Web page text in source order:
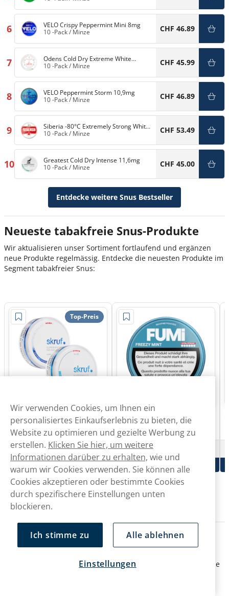
6
VELO Crispy Peppermint Mini 8mg
10 -Pack/ Minze CHF 46.89
7
Odens Cold Dry Extreme White
Portion
10 -Pack/ Minze CHF 45.99
8
VELO Peppermint Storm 10,9mg
10 -Pack/ Minze CHF 46.89
9
Siberia -80°C Extremely Strong White
Dry Portion
10 -Pack/ Minze CHF 53.49
10
Greatest Cold Dry Intense 11,6mg
10 -Pack/ Minze CHF 45.00
Entdecke weitere Snus Bestseller
Neueste tabakfreie Snus-Produkte
Wir aktualisieren unser Sortiment fortlaufend und ergänzen
neue Produkte regelmässig. Entdecke die neuesten Produkte im
Segment tabakfreier Snus:
Top-Preis
Skruf Super White
Skruf Superwhite 2-Pack Combo
Mixpack
CHF 8.49
In den Warenkorb
Fumi
FUMi Freezy Mint Ultra Strong
15mg
10 -Pack
In den Warenkorb
Lerne weitere Produktneuheiten kennen
Tabakfreier Snus – beliebte Marken
bei SnusMarkt sehr vielseitig. Unsere Kund:innen schätzen die
Wir verwenden Cookies, um Ihnen ein
personalisiertes Einkaufserlebnis zu bieten, die
Website zu optimieren und gezielte Werbung zu
erstellen. Klicken Sie hier, um weitere
Informationen darüber zu erhalten, wie und
warum wir Cookies verwenden. Sie können alle
Cookies akzeptieren oder bestimmte Cookies
durch spezifischere Einstellungen unten
blockieren.
Ich stimme zu Alle ablehnen
Einstellungen